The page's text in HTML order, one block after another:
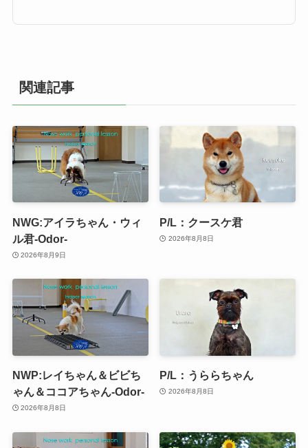
関連記事
NWG:アイラちゃん・ウィ
ル君-Odor-
2026年8月9日
P/L：クースケ君
2026年8月8日
NWP:レイちゃん＆ビビち
ゃん＆ココアちゃん-Odor-
2026年8月8日
P/L：うららちゃん
2026年8月8日